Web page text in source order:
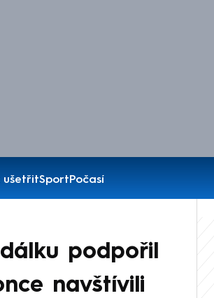
ušetřitSportPočasí
podpořil
navštívili